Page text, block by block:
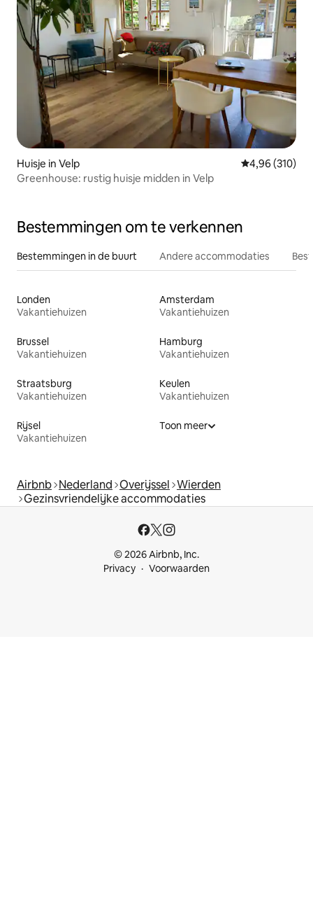
Huisje in Velp Gemiddelde
4,96 (310)
Greenhouse: rustig huisje midden in Velp
Bestemmingen om te verkennen
Bestemmingen in de buurt Andere accommodaties
Londen
Vakantiehuizen
Amsterdam
Vakantiehuizen
Brussel
Vakantiehuizen
Hamburg
Vakantiehuizen
Straatsburg
Vakantiehuizen
Keulen
Vakantiehuizen
Rijsel
Vakantiehuizen
Toon meer
Airbnb Nederland Overijssel Wierden
Gezinsvriendelijke accommodaties
© 2026 Airbnb, Inc.
Privacy
Voorwaarden